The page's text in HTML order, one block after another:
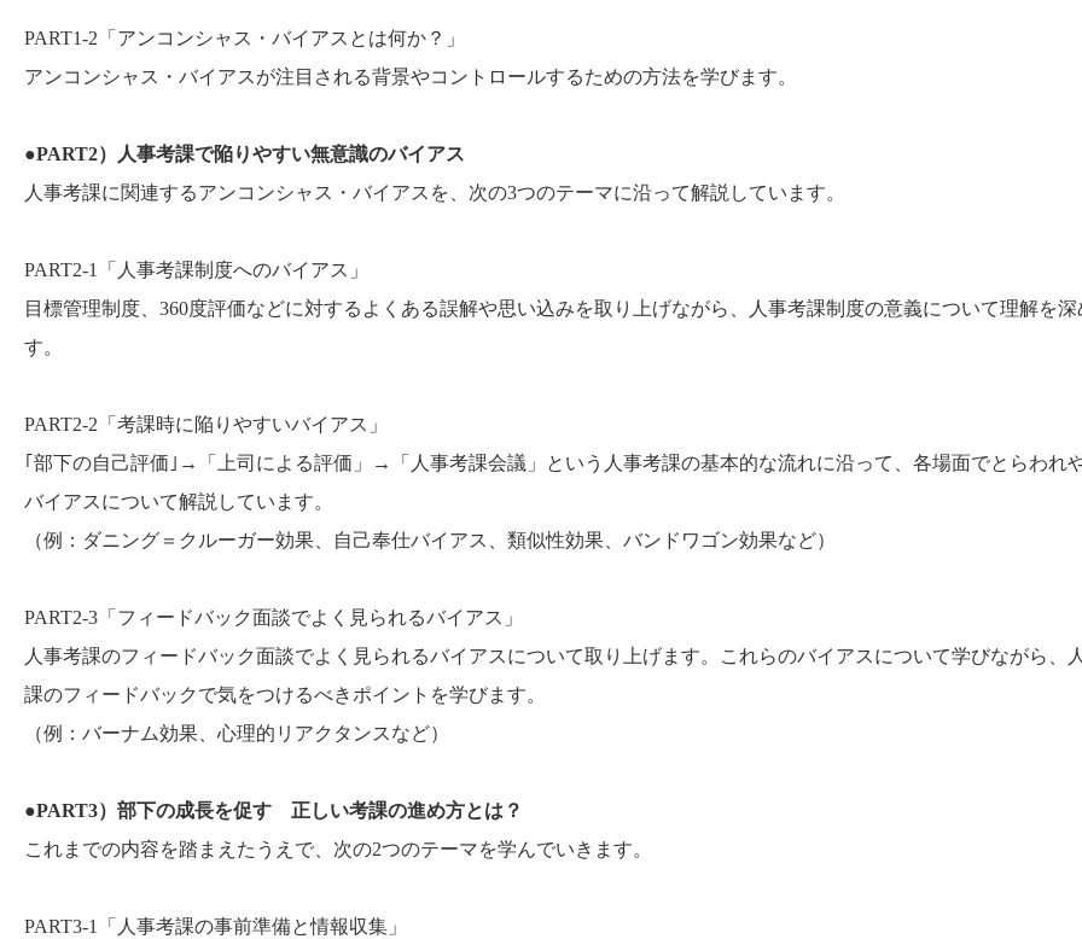
PART1-2「アンコンシャス・バイアスとは何か？」
アンコンシャス・バイアスが注目される背景やコントロールするための方法を学びます。
●PART2）人事考課で陥りやすい無意識のバイアス
人事考課に関連するアンコンシャス・バイアスを、次の3つのテーマに沿って解説しています。
PART2-1「人事考課制度へのバイアス」
目標管理制度、360度評価などに対するよくある誤解や思い込みを取り上げながら、人事考課制度の意義について理解を深
す。
PART2-2「考課時に陥りやすいバイアス」
｢部下の自己評価｣→「上司による評価」→「人事考課会議」という人事考課の基本的な流れに沿って、各場面でとらわれ
バイアスについて解説しています。
（例：ダニング＝クルーガー効果、自己奉仕バイアス、類似性効果、バンドワゴン効果など）
PART2-3「フィードバック面談でよく見られるバイアス」
人事考課のフィードバック面談でよく見られるバイアスについて取り上げます。これらのバイアスについて学びながら、
課のフィードバックで気をつけるべきポイントを学びます。
（例：バーナム効果、心理的リアクタンスなど）
●PART3）部下の成長を促す 正しい考課の進め方とは？
これまでの内容を踏まえたうえで、次の2つのテーマを学んでいきます。
PART3-1「人事考課の事前準備と情報収集」